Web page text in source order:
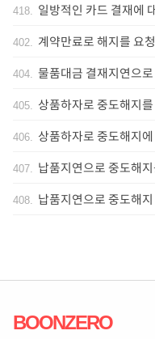
418. 일방적인 카드 결재에
402. 계약만료로 해지를 요
404. 물품대금 결재지연으
405. 상품하자로 중도해지
406. 상품하자로 중도해지
407. 납품지연으로 중도해
408. 납품지연으로 중도해
BOONZERO